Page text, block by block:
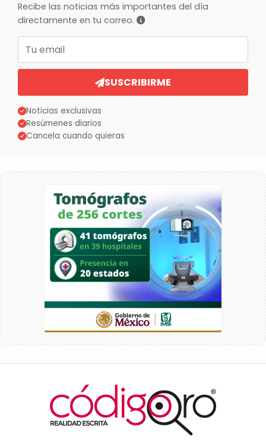
Recibe las noticias más importantes del día
directamente en tu correo.
Correo electrónico
SUSCRIBIRME
Noticias exclusivas
Resúmenes diarios
Cancela cuando quieras